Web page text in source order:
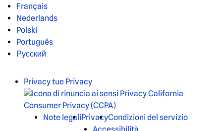
Français
Nederlands
Polski
Português
Русский
Privacy tue Privacy
Note legaliPrivacyCondizioni del servizio